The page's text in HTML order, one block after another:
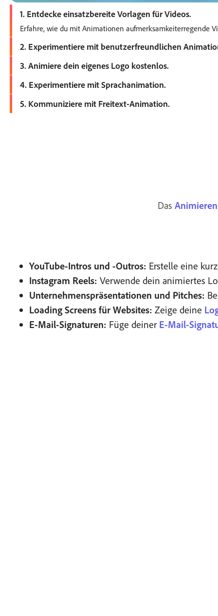
1. Entdecke einsatzbereite Vorlagen für Videos.
Erfahre, wie du mit Animationen aufmerksamkeiterregende
2. Experimentiere mit benutzerfreundlichen
Mit einer Vielzahl kostenloser Animationstools von Adobe
3. Animiere dein eigenes Logo kostenlos.
Werte dein Logo auf und erwecke deine Marke auf
4. Experimentiere mit Sprachanimation.
Erwecke deine animierten Charaktere mithilfe von Audio
5. Kommuniziere mit Freitext-Animation.
Das
YouTube-Intros und -Outros: Erstelle eine
Instagram Reels: Verwende dein animiertes
Unternehmenspräsentationen und Pitches:
Loading Screens für Websites: Zeige deine
E-Mail-Signaturen: Füge deiner E-Mail-